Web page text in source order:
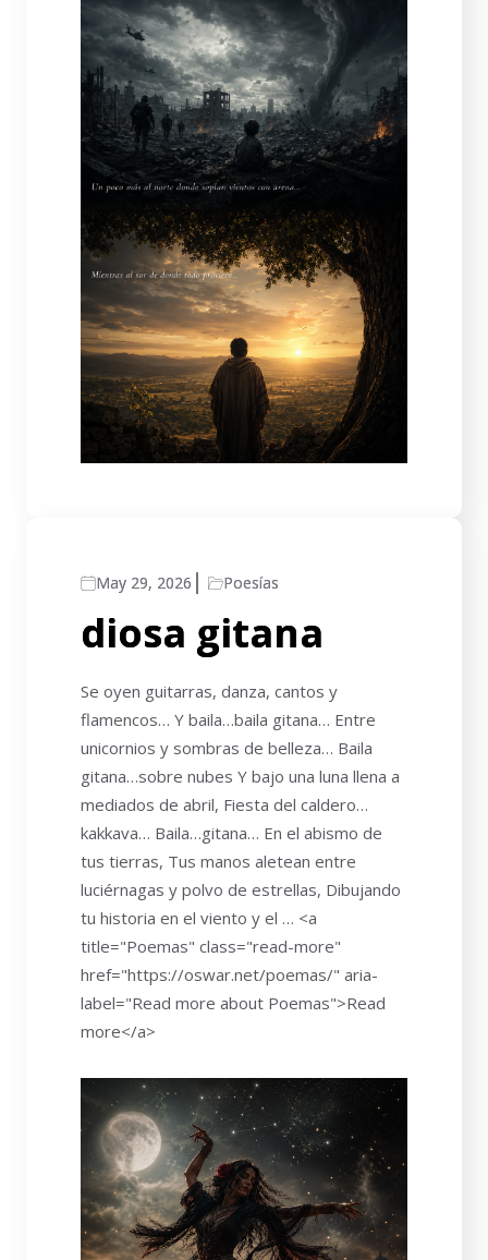
May 29, 2026 Poesías
diosa gitana
Se oyen guitarras, danza, cantos y
flamencos… Y baila…baila gitana… Entre
unicornios y sombras de belleza… Baila
gitana…sobre nubes Y bajo una luna llena a
mediados de abril, Fiesta del caldero…
kakkava… Baila…gitana… En el abismo de
tus tierras, Tus manos aletean entre
luciérnagas y polvo de estrellas, Dibujando
tu historia en el viento y el … <a
title="Poemas" class="read-more"
href="https://oswar.net/poemas/" aria-
label="Read more about Poemas">Read
more</a>